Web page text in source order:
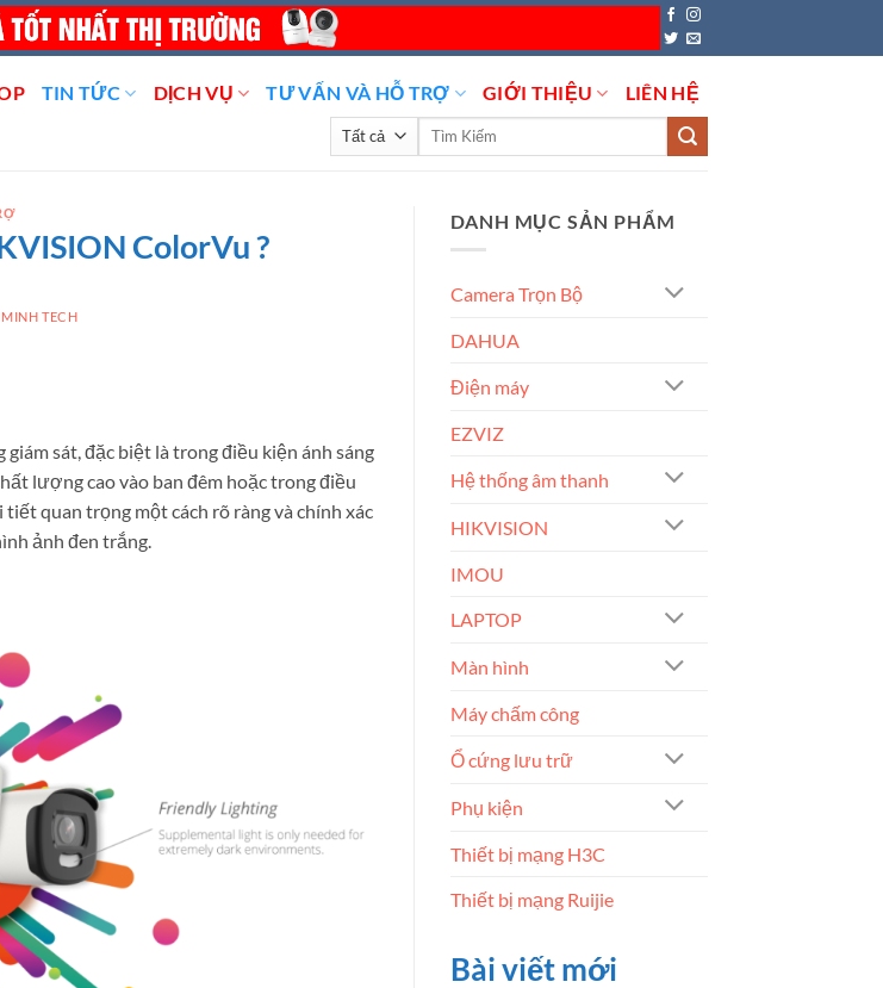
TIN TỨC DỊCH VỤ TƯ VẤN VÀ HỖ TRỢ GIỚI THIỆU LIÊN HỆ
Tìm
ColorVu ?
TECH
sát, đặc biệt là trong điều kiện ánh sáng
lượng cao vào ban đêm hoặc trong điều
quan trọng một cách rõ ràng và chính xác
ảnh đen trắng.
DANH MỤC SẢN PHẨM
Camera Trọn Bộ
DAHUA
Điện máy
EZVIZ
Hệ thống âm thanh
HIKVISION
IMOU
LAPTOP
Màn hình
Máy chấm công
Ổ cứng lưu trữ
Phụ kiện
Thiết bị mạng H3C
Thiết bị mạng Ruijie
Bài viết mới